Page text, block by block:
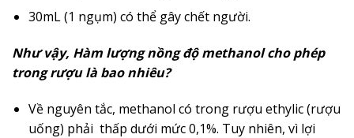
30mL (1 ngụm) có thể gây chết người.
Như vậy, Hàm lượng nồng độ methanol cho phép
trong rượu là bao nhiêu?
Về nguyên tắc, methanol có trong rượu ethylic (rượu
uống) phải thấp dưới mức 0,1%. Tuy nhiên, vì lợi